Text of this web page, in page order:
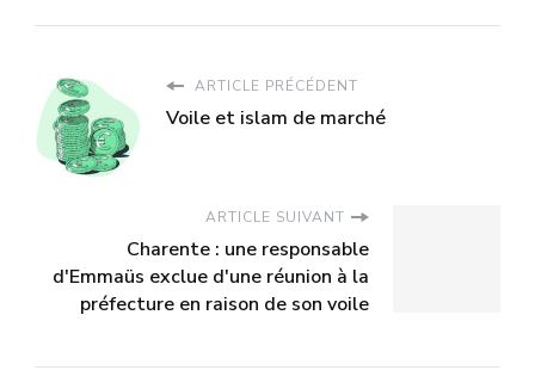
ARTICLE PRÉCÉDENT
Voile et islam de marché
ARTICLE SUIVANT
Charente : une responsable
d'Emmaüs exclue d'une réunion à la
préfecture en raison de son voile